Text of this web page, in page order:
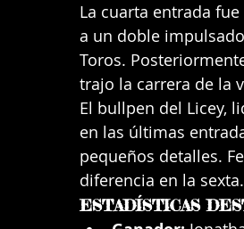
La cuarta entrada
a un doble
Toros.
trajo la carrera de la
El bullpen del Licey,
en las últimas
pequeños detalles.
diferencia en la sexta.
ESTADÍSTICAS